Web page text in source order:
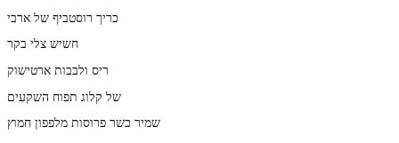
כריך רוסטביף של ארבי
חשיש צלי בקר
ריס ולבבות ארטישוק
של קלוג תפוח השקעים
שמיר כשר פרוסות מלפפון חמוץ